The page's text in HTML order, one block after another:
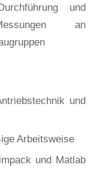
und
an
und
Arbeitsweise
und Matlab